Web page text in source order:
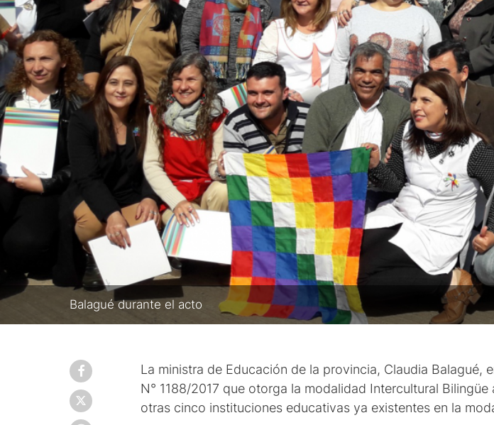
Balagué durante el acto
La ministra de Educación de la provincia, Claudia Balagué,
N° 1188/2017 que otorga la modalidad Intercultural
otras cinco instituciones educativas ya existentes en la